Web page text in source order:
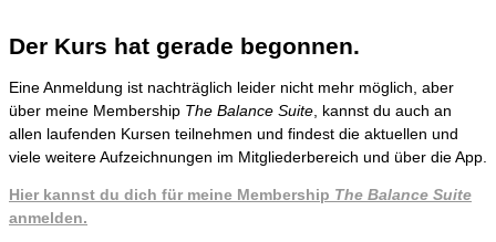
Der Kurs hat gerade begonnen.
Eine Anmeldung ist nachträglich leider nicht mehr möglich, aber
über meine Membership The Balance Suite , kannst du auch an
allen laufenden Kursen teilnehmen und findest die aktuellen und
viele weitere Aufzeichnungen im Mitgliederbereich und über die App.
Hier kannst du dich für meine Membership The Balance Suite
anmelden.